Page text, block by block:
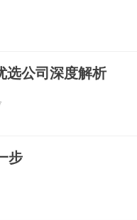
选公司深度解析
步